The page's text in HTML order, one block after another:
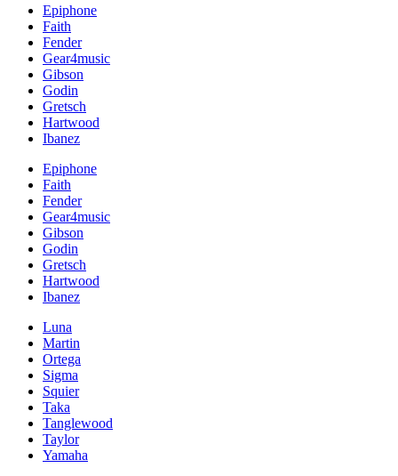
Epiphone
Faith
Fender
Gear4music
Gibson
Godin
Gretsch
Hartwood
Ibanez
Epiphone
Faith
Fender
Gear4music
Gibson
Godin
Gretsch
Hartwood
Ibanez
Luna
Martin
Ortega
Sigma
Squier
Taka
Tanglewood
Taylor
Yamaha